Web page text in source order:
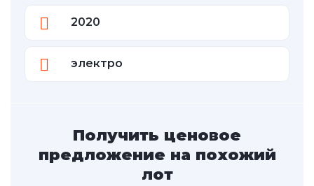
2020
электро
Получить ценовое
предложение на похожий
лот